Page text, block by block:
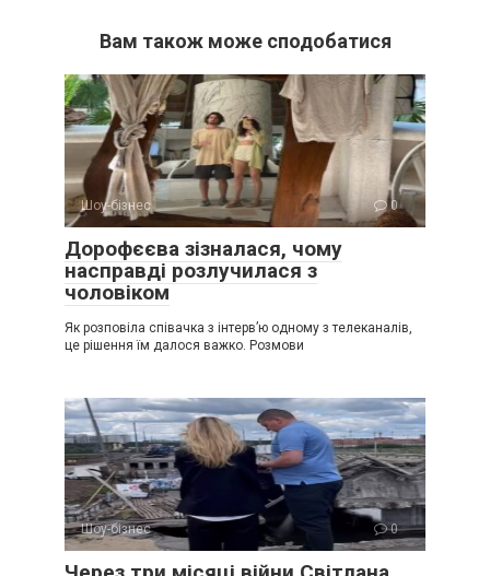
Вам також може сподобатися
Шоу-бізнес 0
Дорофєєва зізналася, чому
насправді розлучилася з
чоловіком
Як розповіла співачка з інтерв’ю одному з телеканалів,
це рішення їм далося важко. Розмови
Шоу-бізнес 0